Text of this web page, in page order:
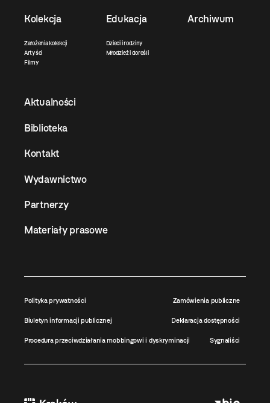
Kolekcja
Założenia kolekcji
Artyści
Filmy
Edukacja
Dzieci i rodziny
Młodzież i dorośli
Archiwum
Aktualności
Biblioteka
Kontakt
Wydawnictwo
Partnerzy
Materiały prasowe
Polityka prywatności Zamówienia publiczne
Biuletyn informacji publicznej Deklaracja dostępności
Procedura przeciwdziałania mobbingowi i dyskryminacji Sygnaliści